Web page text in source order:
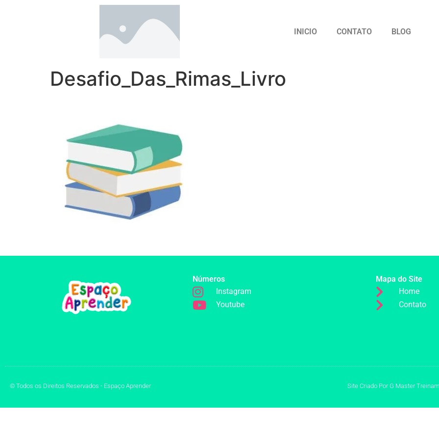
INICIO CONTATO BLOG
Desafio_Das_Rimas_Livro
Números
Instagram
Youtube
Mapa do Site
Home
Contato
© Todos os Direitos Reservados - Espaço Aprender Site Criado Por G Master